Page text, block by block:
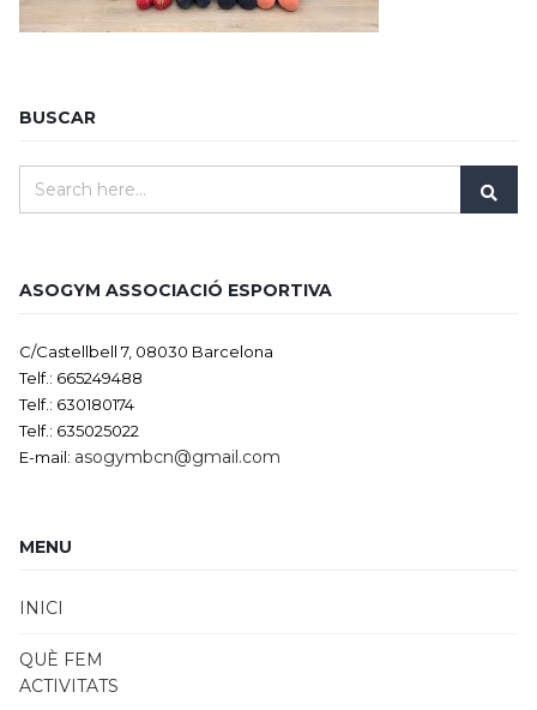
BUSCAR
ASOGYM ASSOCIACIÓ ESPORTIVA
C/Castellbell 7, 08030 Barcelona
Telf.: 665249488
Telf.: 630180174
Telf.: 635025022
E-mail: asogymbcn@gmail.com
MENU
INICI
QUÈ FEM
ACTIVITATS